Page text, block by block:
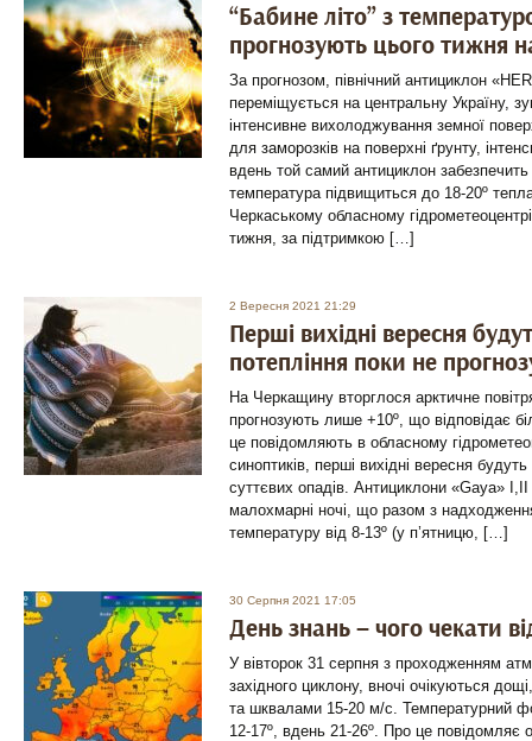
“Бабине літо” з
прогнозують цього тижня
За прогнозом, північний антициклон
переміщується на центральну Україну,
інтенсивне вихолоджування земної
для заморозків на поверхні ґрунту,
вдень той самий антициклон забезпечить
температура підвищиться до 18-20º
Черкаському обласному
тижня, за підтримкою […]
2 Вересня 2021 21:29
Перші вихідні вересня
потепління поки не
На Черкащину вторглося арктичне
прогнозують лише +10º, що відповідає
це повідомляють в обласному
синоптиків, перші вихідні вересня
суттєвих опадів. Антициклони «Gaya»
малохмарні ночі, що разом з
температуру від 8-13º (у п’ятницю, […]
30 Серпня 2021 17:05
День знань – чого чекати
У вівторок 31 серпня з проходженням
західного циклону, вночі очікуються
та шквалами 15-20 м/с. Температурний
12-17º, вдень 21-26º. Про це повідомляє